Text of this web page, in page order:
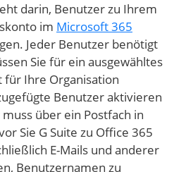
darin, Benutzer zu Ihrem
im Microsoft 365
Jeder Benutzer benötigt
Sie für ein ausgewähltes
Ihre Organisation
Benutzer aktivieren
über ein Postfach in
Sie G Suite zu Office 365
E-Mails und anderer
Benutzernamen zu